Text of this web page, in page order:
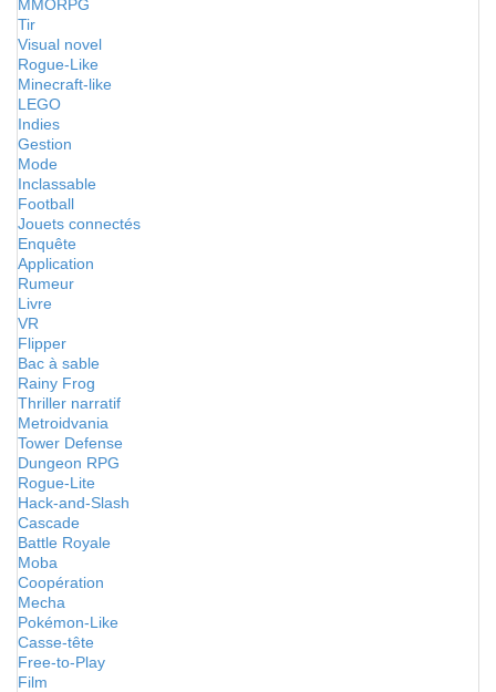
MMORPG
Tir
Visual novel
Rogue-Like
Minecraft-like
LEGO
Indies
Gestion
Mode
Inclassable
Football
Jouets connectés
Enquête
Application
Rumeur
Livre
VR
Flipper
Bac à sable
Rainy Frog
Thriller narratif
Metroidvania
Tower Defense
Dungeon RPG
Rogue-Lite
Hack-and-Slash
Cascade
Battle Royale
Moba
Coopération
Mecha
Pokémon-Like
Casse-tête
Free-to-Play
Film